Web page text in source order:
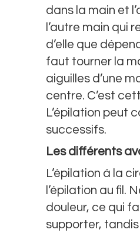
dans la main et
l’autre main qui
d’elle que
faut tourner la
aiguilles d’une
centre. C’est
L’épilation peut
successifs.
Les différents
L’épilation à la
l’épilation au fil.
douleur, ce qui
supporter, tandis